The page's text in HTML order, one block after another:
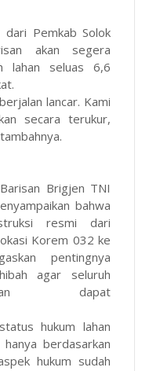
dari Pemkab Solok
akan segera
lahan seluas 6,6
lancar. Kami
secara terukur,
Brigjen TNI
bahwa
resmi dari
Korem 032 ke
pentingnya
agar seluruh
dapat
hukum lahan
berdasarkan
hukum sudah